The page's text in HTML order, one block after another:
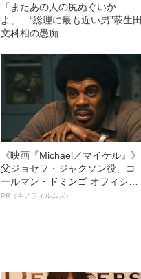
「またあの人の尻ぬぐいか
よ」 “総理に最も近い男”萩生田
文科相の愚痴
《映画『Michael／マイケル』》
父ジョセフ・ジャクソン役、コ
ールマン・ドミンゴ オフィシャ
ルインタビュー“観客を魅了した
PR（キノフィルムズ）